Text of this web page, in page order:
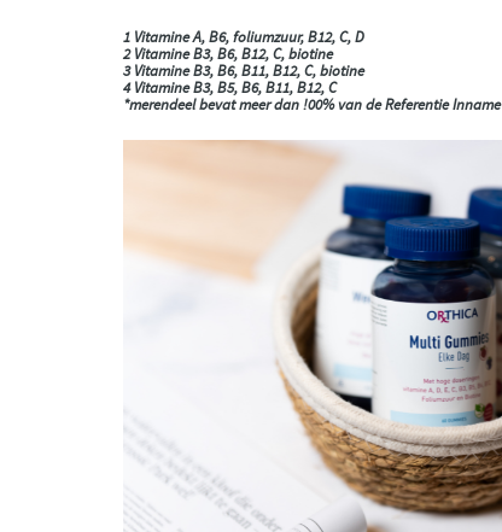
1 Vitamine A, B6, foliumzuur, B12, C, D
2 Vitamine B3, B6, B12, C, biotine
3 Vitamine B3, B6, B11, B12, C, biotine
4 Vitamine B3, B5, B6, B11, B12, C
*merendeel bevat meer dan !00% van de Referentie Inname